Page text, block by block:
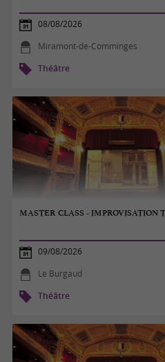
08/08/2026
Miramont-de-Comminges
Théâtre
MASTER CLASS - IMPROVISATION
09/08/2026
Le Burgaud
Théâtre